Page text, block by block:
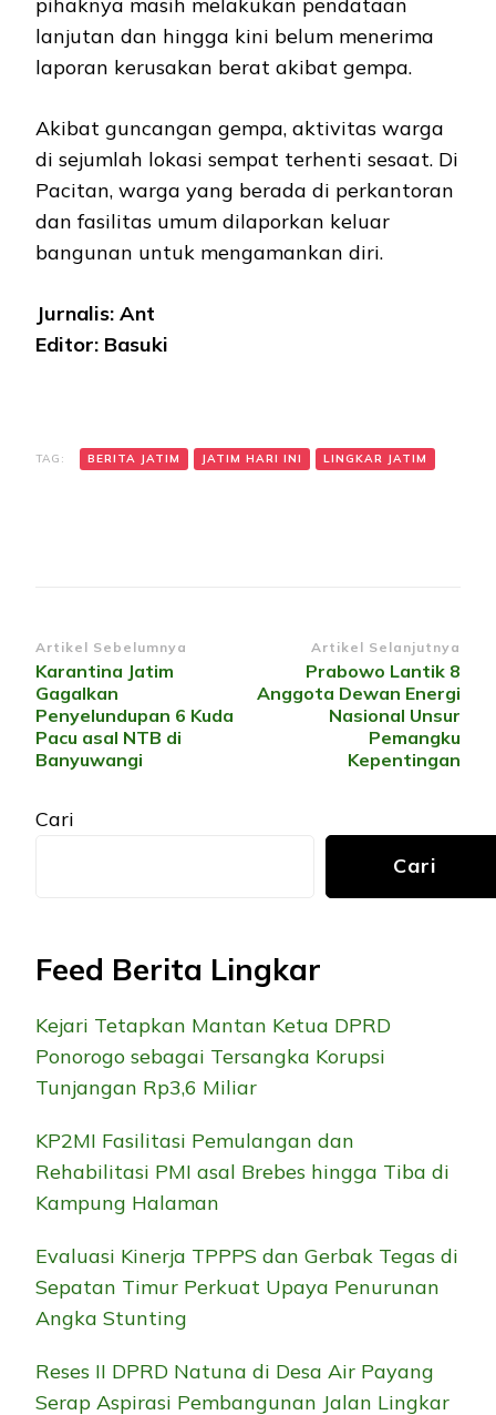
pihaknya masih melakukan pendataan
lanjutan dan hingga kini belum menerima
laporan kerusakan berat akibat gempa.
Akibat guncangan gempa, aktivitas warga
di sejumlah lokasi sempat terhenti sesaat. Di
Pacitan, warga yang berada di perkantoran
dan fasilitas umum dilaporkan keluar
bangunan untuk mengamankan diri.
Jurnalis: Ant
Editor: Basuki
TAG: BERITA JATIM JATIM HARI INI LINGKAR JATIM
Navigasi
Artikel
Artikel Sebelumnya
Karantina Jatim
Gagalkan
Penyelundupan 6 Kuda
Pacu asal NTB di
Banyuwangi
Artikel Selanjutnya
Prabowo Lantik 8
Anggota Dewan Energi
Nasional Unsur
Pemangku
Kepentingan
Cari
Cari
Feed Berita Lingkar
Kejari Tetapkan Mantan Ketua DPRD
Ponorogo sebagai Tersangka Korupsi
Tunjangan Rp3,6 Miliar
KP2MI Fasilitasi Pemulangan dan
Rehabilitasi PMI asal Brebes hingga Tiba di
Kampung Halaman
Evaluasi Kinerja TPPPS dan Gerbak Tegas di
Sepatan Timur Perkuat Upaya Penurunan
Angka Stunting
Reses II DPRD Natuna di Desa Air Payang
Serap Aspirasi Pembangunan Jalan Lingkar